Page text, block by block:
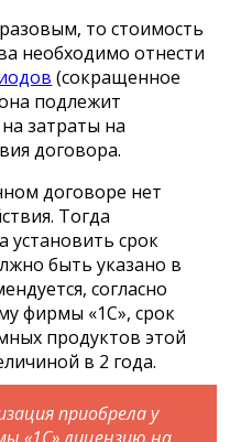
то стоимость
необходимо отнести
(сокращенное
подлежит
затраты на
договора.
договоре нет
Тогда
установить срок
быть указано в
согласно
фирмы «1С», срок
продуктов этой
в 2 года.
приобрела у